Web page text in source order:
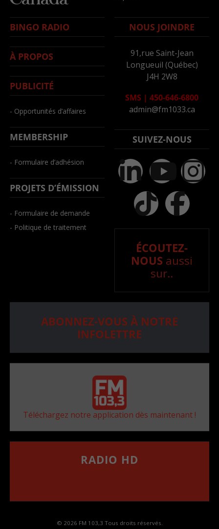
BINGO RADIO
À PROPOS
PUBLICITÉ
- Opportunités d’affaires
MEMBERSHIP
- Formulaire d’adhésion
PROJETS D’ÉMISSION
- Formulaire de demande
- Politique de traitement
NOUS JOINDRE
91,rue Saint-Jean
Longueuil (Québec)
J4H 2W8
SMS | 450-646-6800
admin@fm1033.ca
SUIVEZ-NOUS
ÉCOUTEZ-
NOUS aussi
sur..
ABONNEZ-VOUS À NOTRE
INFOLETTRE
Téléchargez notre application dès maintenant !
RADIO HD
© 2026 FM 103,3 Tous droits réservés.